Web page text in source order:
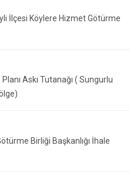
İlçesi Köylere Hizmet Götürme
Askı Tutanağı ( Sungurlu
Birliği Başkanlığı İhale